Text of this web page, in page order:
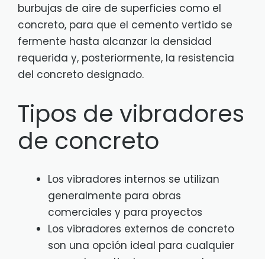
burbujas de aire de superficies como el
concreto, para que el cemento vertido se
fermente hasta alcanzar la densidad
requerida y, posteriormente, la resistencia
del concreto designado.
Tipos de vibradores
de concreto
Los vibradores internos se utilizan
generalmente para obras
comerciales y para proyectos
Los vibradores externos de concreto
son una opción ideal para cualquier